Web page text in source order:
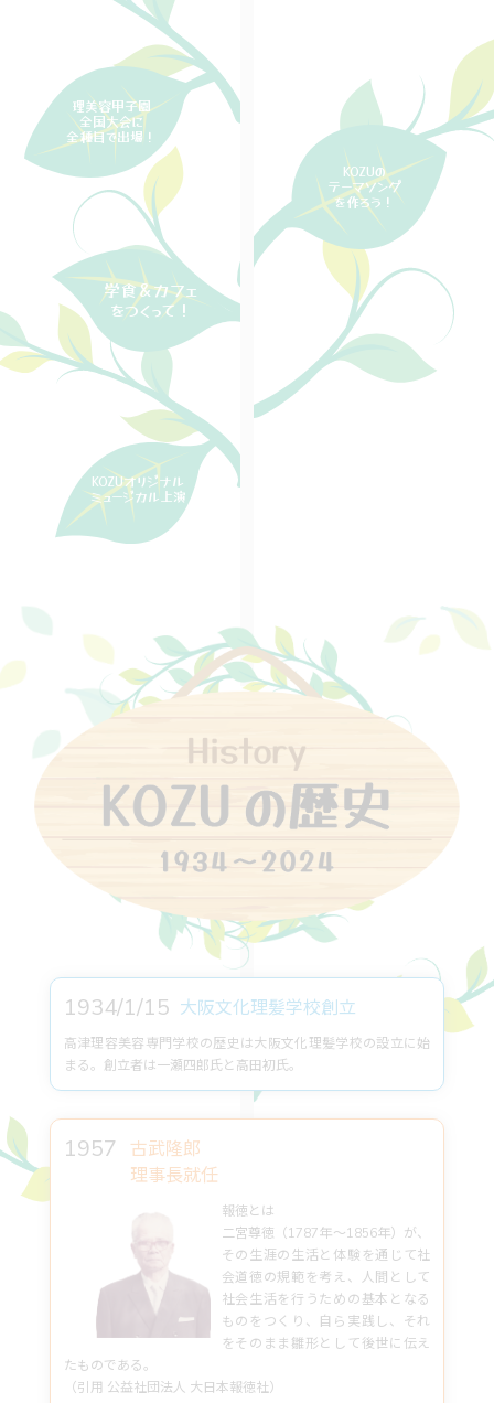
理美容甲子園
全国大会に
全種目で出場！
学食＆カフェ
をつくって！
KOZUの
テーマソング
を作ろう！
KOZUオリジナル
ミュージカル上演
1934/1/15 大阪文化理髪学校創立
高津理容美容専門学校の歴史は大阪文化理髪学校の設立に始
まる。創立者は一瀬四郎氏と高田初氏。
1957
古武隆郎
理事長就任
報徳とは
二宮尊徳（1787年〜1856年）が、
その生涯の生活と体験を通じて社
会道徳の規範を考え、人間として
社会生活を行うための基本となる
ものをつくり、自ら実践し、それ
をそのまま雛形として後世に伝え
たものである。
（引用 公益社団法人 大日本報徳社）